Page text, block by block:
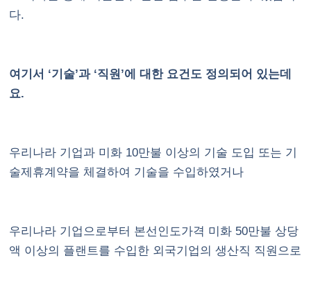
다.
여기서 ‘기술’과 ‘직원’에 대한 요건도 정의되어 있는데
요.
우리나라 기업과 미화 10만불 이상의 기술 도입 또는 기
술제휴계약을 체결하여 기술을 수입하였거나
우리나라 기업으로부터 본선인도가격 미화 50만불 상당
액 이상의 플랜트를 수입한 외국기업의 생산직 직원으로